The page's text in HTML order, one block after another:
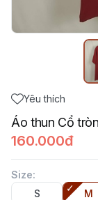
Yêu thích
Áo thun Cổ
160.000đ
Size:
S
M